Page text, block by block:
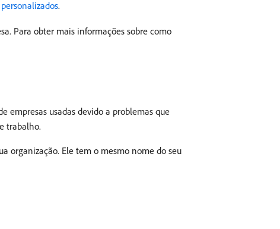
.
Para obter mais informações sobre como
empresas usadas devido a problemas que
trabalho.
organização. Ele tem o mesmo nome do seu